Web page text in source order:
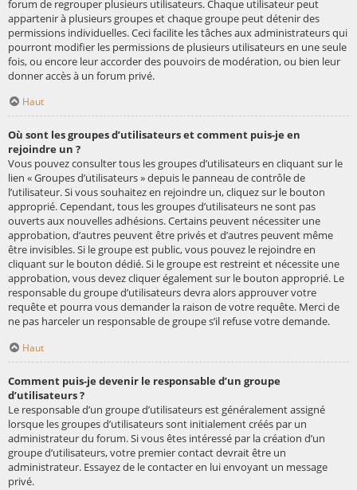
forum de regrouper plusieurs utilisateurs. Chaque utilisateur peut
appartenir à plusieurs groupes et chaque groupe peut détenir des
permissions individuelles. Ceci facilite les tâches aux administrateurs qui
pourront modifier les permissions de plusieurs utilisateurs en une seule
fois, ou encore leur accorder des pouvoirs de modération, ou bien leur
donner accès à un forum privé.
Haut
Où sont les groupes d’utilisateurs et comment puis-je en
rejoindre un ?
Vous pouvez consulter tous les groupes d’utilisateurs en cliquant sur le
lien « Groupes d’utilisateurs » depuis le panneau de contrôle de
l’utilisateur. Si vous souhaitez en rejoindre un, cliquez sur le bouton
approprié. Cependant, tous les groupes d’utilisateurs ne sont pas
ouverts aux nouvelles adhésions. Certains peuvent nécessiter une
approbation, d’autres peuvent être privés et d’autres peuvent même
être invisibles. Si le groupe est public, vous pouvez le rejoindre en
cliquant sur le bouton dédié. Si le groupe est restreint et nécessite une
approbation, vous devez cliquer également sur le bouton approprié. Le
responsable du groupe d’utilisateurs devra alors approuver votre
requête et pourra vous demander la raison de votre requête. Merci de
ne pas harceler un responsable de groupe s’il refuse votre demande.
Haut
Comment puis-je devenir le responsable d’un groupe
d’utilisateurs ?
Le responsable d’un groupe d’utilisateurs est généralement assigné
lorsque les groupes d’utilisateurs sont initialement créés par un
administrateur du forum. Si vous êtes intéressé par la création d’un
groupe d’utilisateurs, votre premier contact devrait être un
administrateur. Essayez de le contacter en lui envoyant un message
privé.